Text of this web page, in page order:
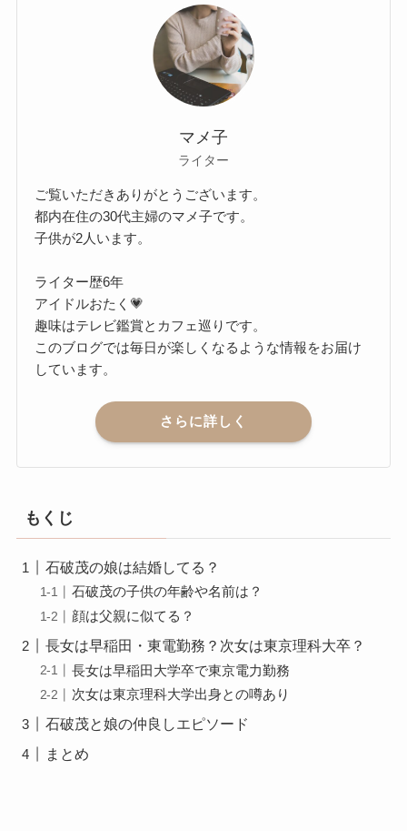
マメ子
ライター
ご覧いただきありがとうございます。
都内在住の30代主婦のマメ子です。
子供が2人います。
ライター歴6年
アイドルおたく💗
趣味はテレビ鑑賞とカフェ巡りです。
このブログでは毎日が楽しくなるような情報をお届け
しています。
さらに詳しく
もくじ
石破茂の娘は結婚してる？
石破茂の子供の年齢や名前は？
顔は父親に似てる？
長女は早稲田・東電勤務？次女は東京理科大卒？
長女は早稲田大学卒で東京電力勤務
次女は東京理科大学出身との噂あり
石破茂と娘の仲良しエピソード
まとめ